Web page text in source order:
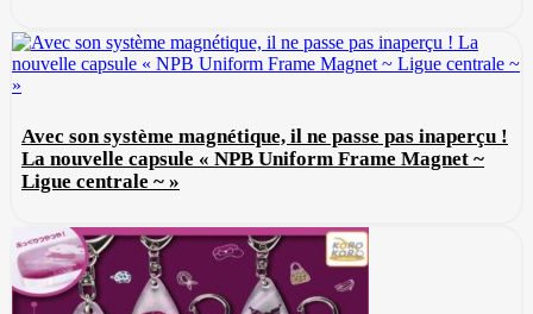
Avec son système magnétique, il ne passe pas inaperçu !
La nouvelle capsule « NPB Uniform Frame Magnet ~
Ligue centrale ~ »